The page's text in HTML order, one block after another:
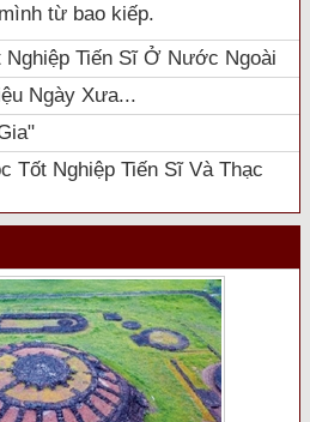
từ bao kiếp.
Nghiệp Tiến Sĩ Ở Nước Ngoài
Ngày Xưa...
Tốt Nghiệp Tiến Sĩ Và Thạc